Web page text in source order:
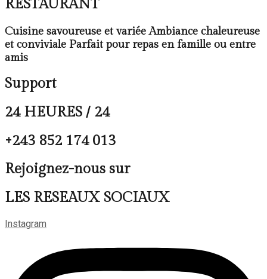
RESTAURANT
Cuisine savoureuse et variée Ambiance chaleureuse
et conviviale Parfait pour repas en famille ou entre
amis
Support
24 HEURES / 24
+243 852 174 013
Rejoignez-nous sur
LES RESEAUX SOCIAUX
Instagram